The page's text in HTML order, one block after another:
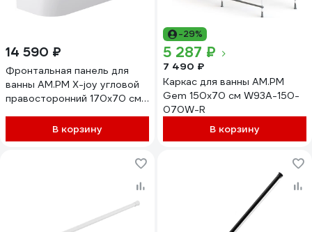
14 590 ₽
Фронтальная панель для
ванны AM.PM X-joy угловой
правосторонний 170x70 см
В корзину
-29%
5 287 ₽
7 490 ₽
Каркас для ванны AM.PM
Gem 150x70 см W93A-150-
070W-R
В корзину